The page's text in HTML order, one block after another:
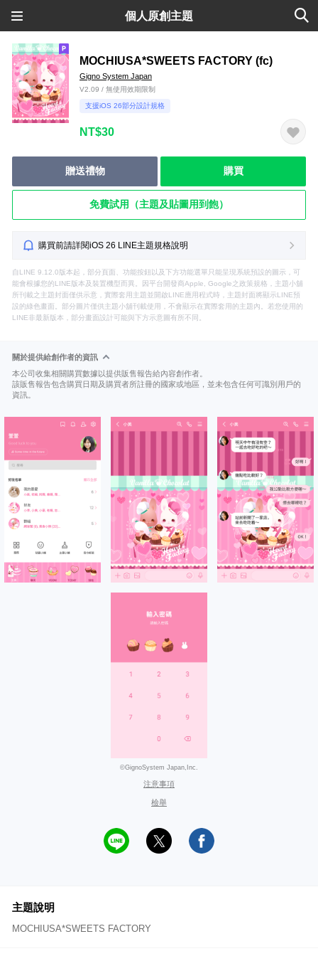
個人原創主題
MOCHIUSA*SWEETS FACTORY (fc)
Gigno System Japan
V2.09 / 無使用效期限制
支援iOS 26部分設計規格
NT$30
贈送禮物 購買
免費試用（主題及貼圖用到飽）
購買前請詳閱iOS 26 LINE主題規格說明
自LINE 9.12.0版本起，部分頁面、功能按鈕以及下方功能選單只能呈現系統預設的圖示，可
能會根據您的LINE版本及裝置機型而異。因平台開發商Apple, Google之政策規格，主題小舖
所刊載之主題封面僅供示意，實際套用主題並開啟LINE應用程式時，主題封面將顯示LINE預
設的綠色畫面。部分圖片僅供主題小舖刊載使用，不會顯示在實際套用的主題內。若您使用的
LINE非最新版本，部分畫面設計可能與下方示意圖有所不同。
關於提供給創作者的資訊
本公司收集相關購買數據以提供販售報告給內容創作者。
該販售報告包含購買日期及購買者所註冊的國家或地區，並未包含任何可識別用戶的
資訊。
©GignoSystem Japan,Inc.
注意事項
檢舉
主題說明
MOCHIUSA*SWEETS FACTORY